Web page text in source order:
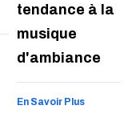
tendance à la
musique
d'ambiance
En Savoir Plus